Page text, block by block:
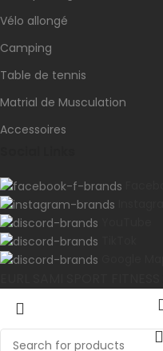
Vélo allongé
Camping
Table de tennis
Matrial de Musculation
Accessoires